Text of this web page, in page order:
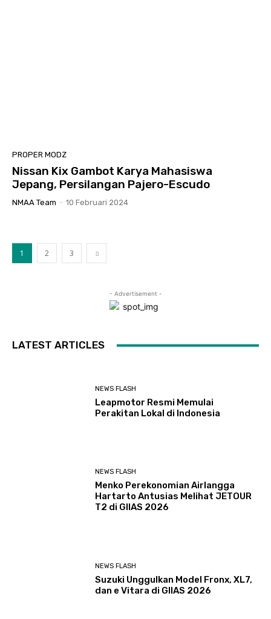
PROPER MODZ
Nissan Kix Gambot Karya Mahasiswa
Jepang, Persilangan Pajero-Escudo
NMAA Team - 10 Februari 2024
1 2 3
- Advertisement -
LATEST ARTICLES
NEWS FLASH
Leapmotor Resmi Memulai
Perakitan Lokal di Indonesia
NEWS FLASH
Menko Perekonomian Airlangga
Hartarto Antusias Melihat JETOUR
T2 di GIIAS 2026
NEWS FLASH
Suzuki Unggulkan Model Fronx, XL7,
dan e Vitara di GIIAS 2026